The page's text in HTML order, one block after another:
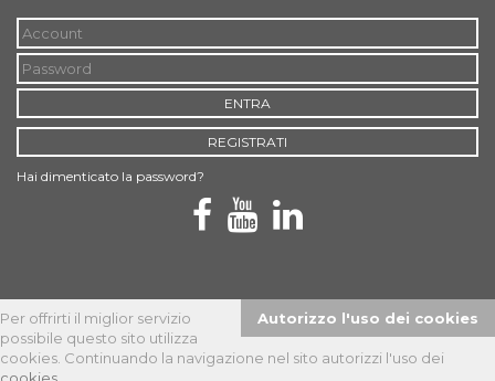
Autorizzo l'uso dei cookies
Per offrirti il miglior servizio
possibile questo sito utilizza
cookies. Continuando la navigazione nel sito autorizzi l'uso dei
Hai dimenticato la password?
ENTRA
REGISTRATI
Privacy policy| © 2026 Copyright Trolese Srl -Powered by Net-